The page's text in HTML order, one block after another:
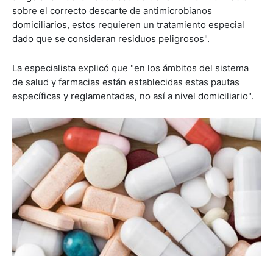
sobre el correcto descarte de antimicrobianos
domiciliarios, estos requieren un tratamiento especial
dado que se consideran residuos peligrosos".
La especialista explicó que "en los ámbitos del sistema
de salud y farmacias están establecidas estas pautas
específicas y reglamentadas, no así a nivel domiciliario".